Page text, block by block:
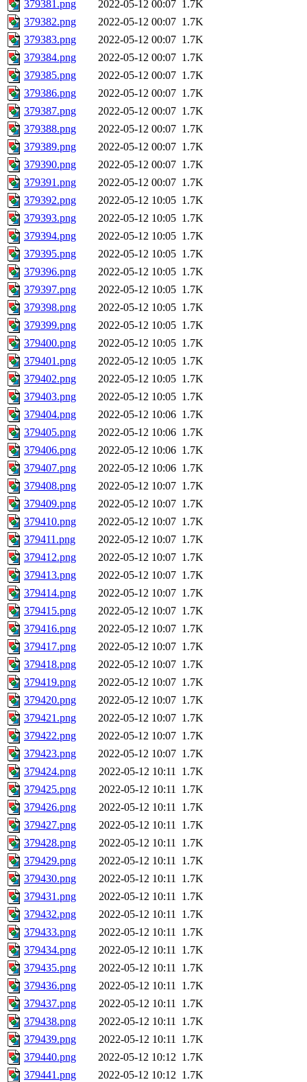
379381.png
2022-05-12 00:07 1.7K
379382.png
2022-05-12 00:07 1.7K
379383.png
2022-05-12 00:07 1.7K
379384.png
2022-05-12 00:07 1.7K
379385.png
2022-05-12 00:07 1.7K
379386.png
2022-05-12 00:07 1.7K
379387.png
2022-05-12 00:07 1.7K
379388.png
2022-05-12 00:07 1.7K
379389.png
2022-05-12 00:07 1.7K
379390.png
2022-05-12 00:07 1.7K
379391.png
2022-05-12 00:07 1.7K
379392.png
2022-05-12 10:05 1.7K
379393.png
2022-05-12 10:05 1.7K
379394.png
2022-05-12 10:05 1.7K
379395.png
2022-05-12 10:05 1.7K
379396.png
2022-05-12 10:05 1.7K
379397.png
2022-05-12 10:05 1.7K
379398.png
2022-05-12 10:05 1.7K
379399.png
2022-05-12 10:05 1.7K
379400.png
2022-05-12 10:05 1.7K
379401.png
2022-05-12 10:05 1.7K
379402.png
2022-05-12 10:05 1.7K
379403.png
2022-05-12 10:05 1.7K
379404.png
2022-05-12 10:06 1.7K
379405.png
2022-05-12 10:06 1.7K
379406.png
2022-05-12 10:06 1.7K
379407.png
2022-05-12 10:06 1.7K
379408.png
2022-05-12 10:07 1.7K
379409.png
2022-05-12 10:07 1.7K
379410.png
2022-05-12 10:07 1.7K
379411.png
2022-05-12 10:07 1.7K
379412.png
2022-05-12 10:07 1.7K
379413.png
2022-05-12 10:07 1.7K
379414.png
2022-05-12 10:07 1.7K
379415.png
2022-05-12 10:07 1.7K
379416.png
2022-05-12 10:07 1.7K
379417.png
2022-05-12 10:07 1.7K
379418.png
2022-05-12 10:07 1.7K
379419.png
2022-05-12 10:07 1.7K
379420.png
2022-05-12 10:07 1.7K
379421.png
2022-05-12 10:07 1.7K
379422.png
2022-05-12 10:07 1.7K
379423.png
2022-05-12 10:07 1.7K
379424.png
2022-05-12 10:11 1.7K
379425.png
2022-05-12 10:11 1.7K
379426.png
2022-05-12 10:11 1.7K
379427.png
2022-05-12 10:11 1.7K
379428.png
2022-05-12 10:11 1.7K
379429.png
2022-05-12 10:11 1.7K
379430.png
2022-05-12 10:11 1.7K
379431.png
2022-05-12 10:11 1.7K
379432.png
2022-05-12 10:11 1.7K
379433.png
2022-05-12 10:11 1.7K
379434.png
2022-05-12 10:11 1.7K
379435.png
2022-05-12 10:11 1.7K
379436.png
2022-05-12 10:11 1.7K
379437.png
2022-05-12 10:11 1.7K
379438.png
2022-05-12 10:11 1.7K
379439.png
2022-05-12 10:11 1.7K
379440.png
2022-05-12 10:12 1.7K
379441.png
2022-05-12 10:12 1.7K